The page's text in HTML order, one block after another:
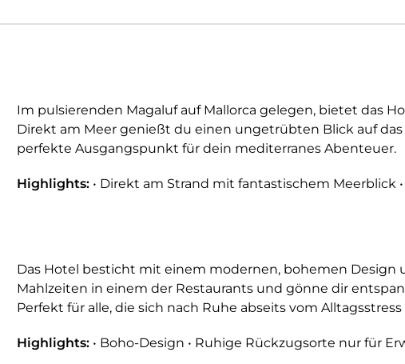
Im pulsierenden Magaluf auf Mallorca gelegen, bietet das
Direkt am Meer genießt du einen ungetrübten Blick auf
perfekte Ausgangspunkt für dein mediterranes Abenteuer.
Highlights: • Direkt am Strand mit fantastischem Meerblick
Das Hotel besticht mit einem modernen, bohemen Design
Mahlzeiten in einem der Restaurants und gönne dir
Perfekt für alle, die sich nach Ruhe abseits vom
Highlights: • Boho-Design • Ruhige Rückzugsorte nur für